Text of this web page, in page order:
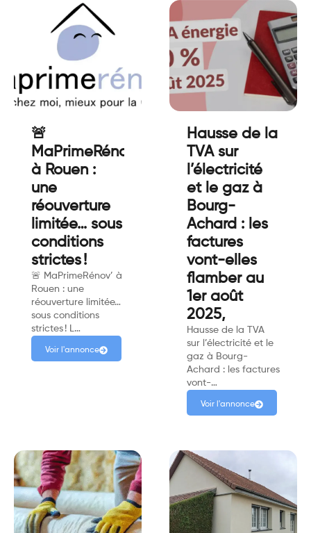
🚨
MaPrimeRénov'
à Rouen :
une
réouverture
limitée… sous
conditions
strictes !
🚨 MaPrimeRénov’ à
Rouen : une
réouverture limitée…
sous conditions
strictes ! L…
Voir l'annonce
Hausse de la
TVA sur
l’électricité
et le gaz à
Bourg-
Achard : les
factures
vont-elles
flamber au
1er août
2025,
Hausse de la TVA
sur l’électricité et le
gaz à Bourg-
Achard : les factures
vont-…
Voir l'annonce